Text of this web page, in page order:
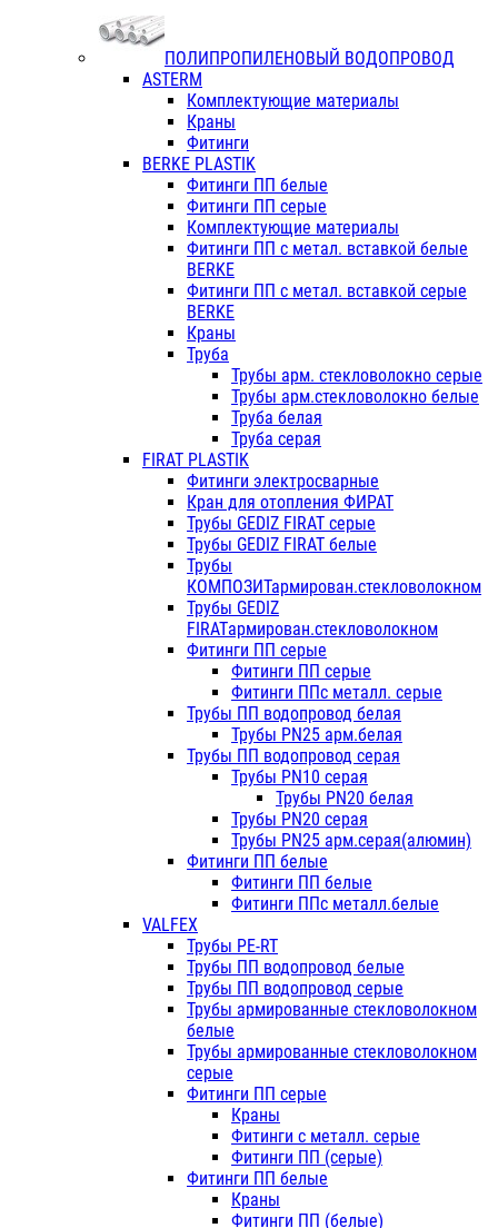
ПОЛИПРОПИЛЕНОВЫЙ ВОДОПРОВОД
ASTERM
Комплектующие материалы
Краны
Фитинги
BERKE PLASTIK
Фитинги ПП белые
Фитинги ПП серые
Комплектующие материалы
Фитинги ПП с метал. вставкой белые
BERKE
Фитинги ПП с метал. вставкой серые
BERKE
Краны
Труба
Трубы арм. стекловолокно серые
Трубы арм.стекловолокно белые
Труба белая
Труба серая
FIRAT PLASTIK
Фитинги электросварные
Кран для отопления ФИРАТ
Трубы GEDIZ FIRAT серые
Трубы GEDIZ FIRAT белые
Трубы
КОМПОЗИТармирован.стекловолокном
Трубы GEDIZ
FIRATармирован.стекловолокном
Фитинги ПП серые
Фитинги ПП серые
Фитинги ППс металл. серые
Трубы ПП водопровод белая
Трубы PN25 арм.белая
Трубы ПП водопровод серая
Трубы PN10 серая
Трубы PN20 белая
Трубы PN20 серая
Трубы PN25 арм.серая(алюмин)
Фитинги ПП белые
Фитинги ПП белые
Фитинги ППс металл.белые
VALFEX
Трубы PE-RT
Трубы ПП водопровод белые
Трубы ПП водопровод серые
Трубы армированные стекловолокном
белые
Трубы армированные стекловолокном
серые
Фитинги ПП серые
Краны
Фитинги с металл. серые
Фитинги ПП (серые)
Фитинги ПП белые
Краны
Фитинги ПП (белые)